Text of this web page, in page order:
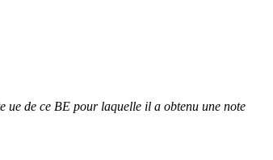
ue de ce BE pour laquelle il a obtenu une note